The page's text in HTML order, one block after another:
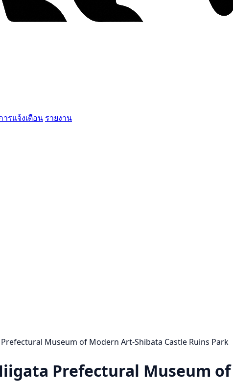
ารแจ้งเตือน รายงาน
Museum of Modern Art-Shibata Castle Ruins Park
Prefectural Museum